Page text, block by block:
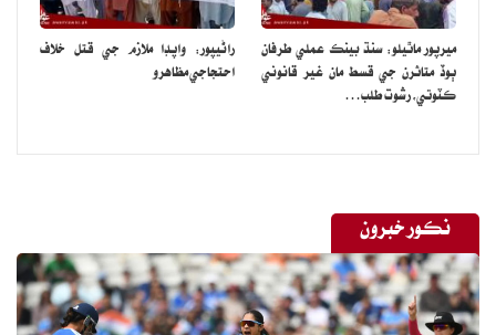
ميرپور ماٿيلو: سنڌ بينڪ عملي طرفان
ٻوڏ متاثرن جي قسط مان غير قانوني
ڪٽوتي، رشوت طلب…
راڻيپور: واپڊا ملازم جي قتل خلاف
احتجاجي مظاهرو
نڪور خبرون